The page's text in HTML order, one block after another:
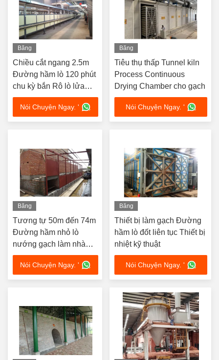
Băng
hình
Chiều cắt ngang 2.5m
Đường hầm lò 120 phút
chu kỳ bắn Rô lò lửa
nhanh
Nói Chuyện Ngay. '
Băng
hình
Tiêu thụ thấp Tunnel kiln
Process Continuous
Drying Chamber cho gạch
Nói Chuyện Ngay. '
Băng
Tương tự 50m đến 74m
Đường hầm nhỏ lò
nướng gạch làm nhà
máy máy sấy 5 - 12 bộ
đường hầm
Nói Chuyện Ngay. '
Băng
hình
Thiết bị làm gạch Đường
hầm lò đốt liên tục Thiết bị
nhiệt kỹ thuật
Nói Chuyện Ngay. '